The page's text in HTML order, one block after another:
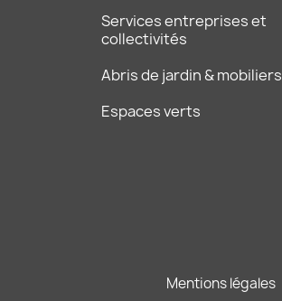
Services entreprises et
collectivités
Abris de jardin & mobiliers
Espaces verts
Mentions légales